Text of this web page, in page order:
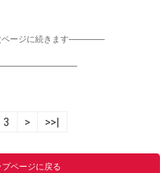
ージに続きます-----------------
3 > >>|
プページに戻る